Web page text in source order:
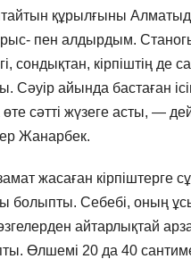
құрылғыны
пен алдырдым.
сондықтан, кірпіштің де
Сәуір айында бастаған
сәтті жүзеге асты, —
Жанарбек.
жасаған кірпіштерге
болыпты. Себебі, оның
айтарлықтай
Өлшемі 20 да 40